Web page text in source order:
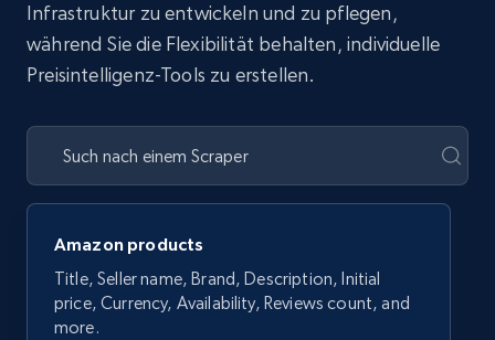
Infrastruktur zu entwickeln und zu pflegen,
während Sie die Flexibilität behalten, individuelle
Preisintelligenz-Tools zu erstellen.
Amazon products
Title, Seller name, Brand, Description, Initial
price, Currency, Availability, Reviews count, and
more.